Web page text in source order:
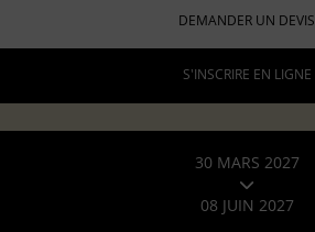
DEMANDER UN DEVIS
S'INSCRIRE EN LIGNE
30 MARS 2027
08 JUIN 2027